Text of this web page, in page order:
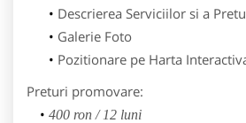
Descrierea Serviciilor si a
Galerie Foto
Pozitionare pe Harta
Preturi promovare:
400 ron / 12 luni